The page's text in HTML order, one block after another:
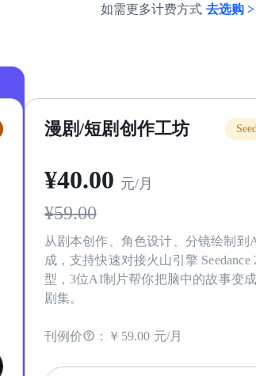
如需更多计费方式 去选购 >
漫剧/短剧创作工坊
¥40.00 元/月
¥59.00
从剧本创作、角色设计、分镜绘制到
成，支持快速对接火山引擎 Seedance
型，3位AI制片帮你把脑中的故事变
剧集。
刊例价 ： ￥59.00 元/月